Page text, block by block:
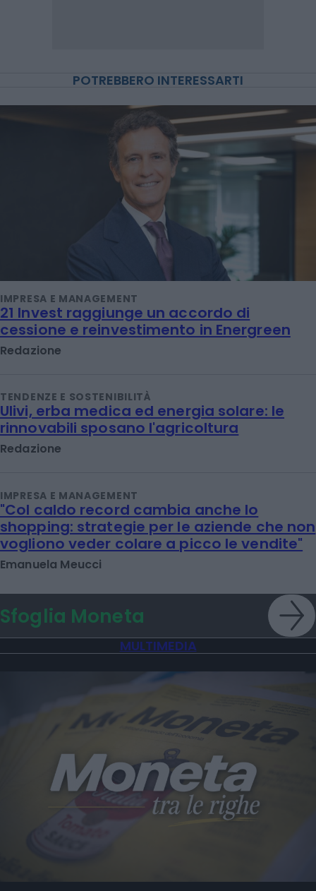
POTREBBERO INTERESSARTI
IMPRESA E MANAGEMENT
21 Invest raggiunge un accordo di
cessione e reinvestimento in Energreen
Redazione
TENDENZE E SOSTENIBILITÀ
Ulivi, erba medica ed energia solare: le
rinnovabili sposano l'agricoltura
Redazione
IMPRESA E MANAGEMENT
"Col caldo record cambia anche lo
shopping: strategie per le aziende che non
vogliono veder colare a picco le vendite"
Emanuela Meucci
Sfoglia Moneta
MULTIMEDIA